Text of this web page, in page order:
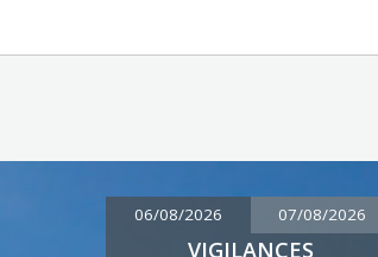
06/08/2026 07/08/2026
VIGILANCES